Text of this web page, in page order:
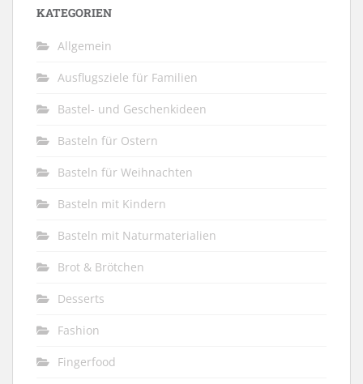
KATEGORIEN
Allgemein
Ausflugsziele für Familien
Bastel- und Geschenkideen
Basteln für Ostern
Basteln für Weihnachten
Basteln mit Kindern
Basteln mit Naturmaterialien
Brot & Brötchen
Desserts
Fashion
Fingerfood